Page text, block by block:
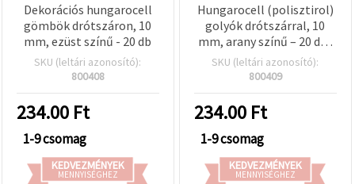
Dekorációs hungarocell
gömbök drótszáron, 10
mm, ezüst színű - 20 db
SKU (leltári azonosító):
800408
234.00 Ft
1-9 csomag
KEDVEZMÉNYEK
MENNYISÉGHEZ
Hungarocell (polisztirol)
golyók drótszárral, 10
mm, arany színű – 20 db-
os csomag
SKU (leltári azonosító):
800409
234.00 Ft
1-9 csomag
KEDVEZMÉNYEK
MENNYISÉGHEZ